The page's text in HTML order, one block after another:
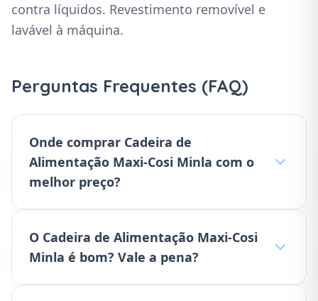
contra líquidos. Revestimento removível e
lavável à máquina.
Perguntas Frequentes (FAQ)
Onde comprar Cadeira de
Alimentação Maxi-Cosi Minla com o
melhor preço?
O Cadeira de Alimentação Maxi-Cosi
Minla é bom? Vale a pena?